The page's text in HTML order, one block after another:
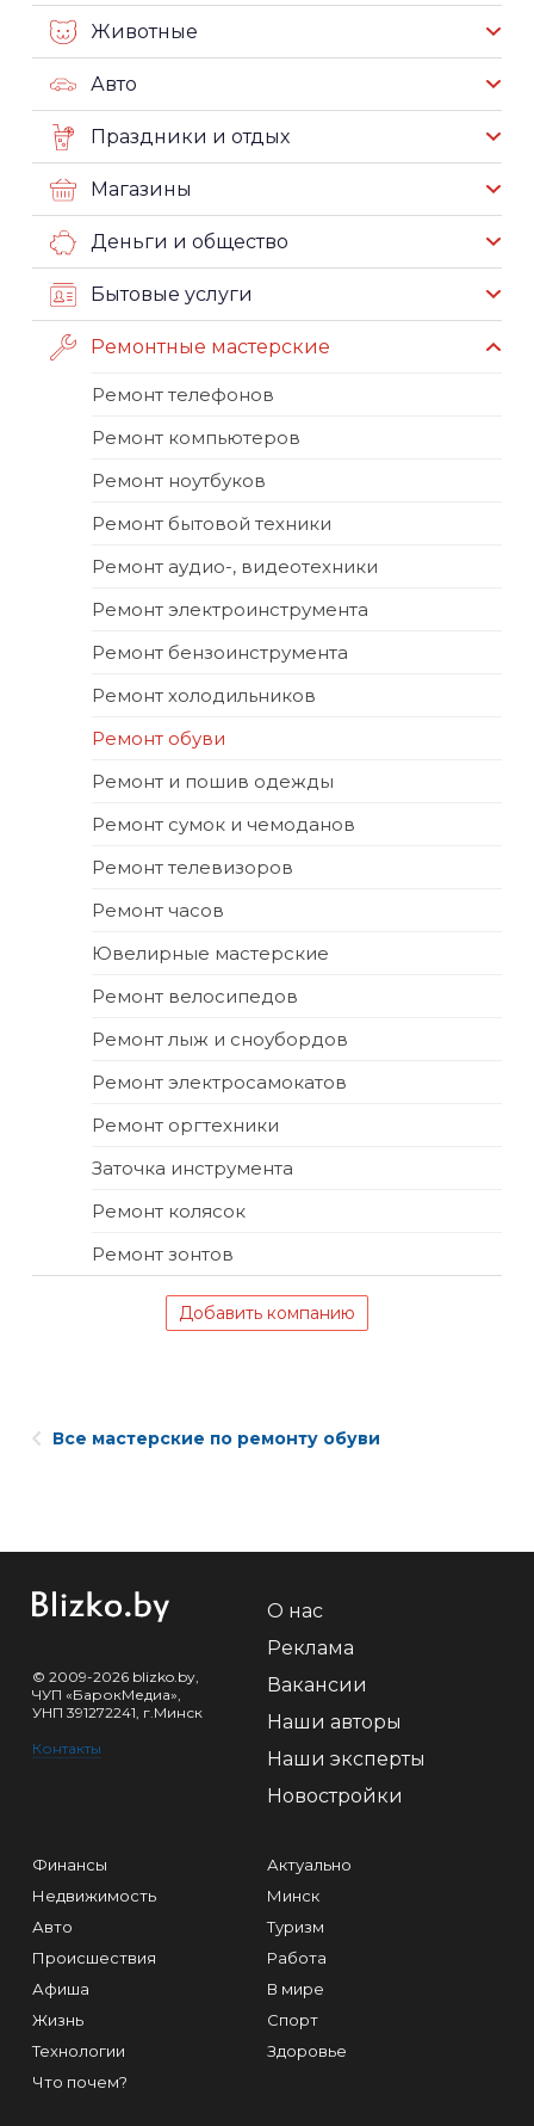
Животные
Авто
Праздники и отдых
Магазины
Деньги и общество
Бытовые услуги
Ремонтные мастерские
Ремонт телефонов
Ремонт компьютеров
Ремонт ноутбуков
Ремонт бытовой техники
Ремонт аудио-, видеотехники
Ремонт электроинструмента
Ремонт бензоинструмента
Ремонт холодильников
Ремонт обуви
Ремонт и пошив одежды
Ремонт сумок и чемоданов
Ремонт телевизоров
Ремонт часов
Ювелирные мастерские
Ремонт велосипедов
Ремонт лыж и сноубордов
Ремонт электросамокатов
Ремонт оргтехники
Заточка инструмента
Ремонт колясок
Ремонт зонтов
Добавить компанию
Все мастерские по ремонту обуви
© 2009-2026 blizko.by,
ЧУП «БарокМедиа»,
УНП 391272241, г.Минск
Контакты
О нас
Реклама
Вакансии
Наши авторы
Наши эксперты
Новостройки
Финансы
Недвижимость
Авто
Происшествия
Афиша
Жизнь
Технологии
Что почем?
Актуально
Минск
Туризм
Работа
В мире
Спорт
Здоровье